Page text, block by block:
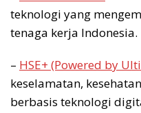
teknologi yang
tenaga kerja Indonesia.
– HSE+ (Powered by
keselamatan,
berbasis teknologi